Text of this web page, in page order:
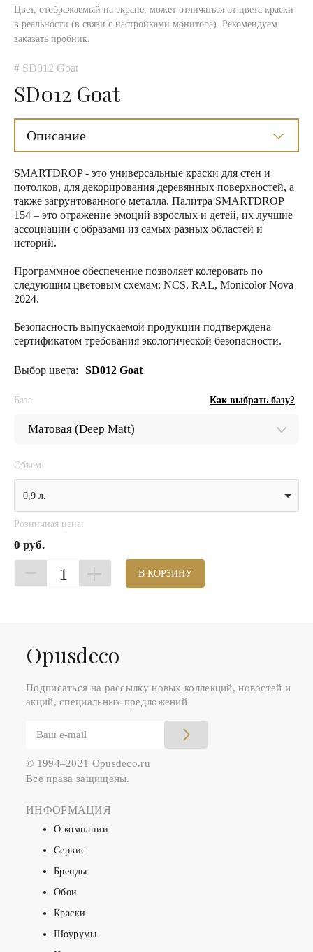
Цвет, отображаемый на экране, может отличаться от цвета краски
в реальности (в связи с настройками монитора). Рекомендуем
заказать пробник.
# SD012 Goat
SD012 Goat
Описание
SMARTDROP - это универсальные краски для стен и
потолков, для декорирования деревянных поверхностей, а
также загрунтованного металла. Палитра SMARTDROP
154 – это отражение эмоций взрослых и детей, их лучшие
ассоциации с образами из самых разных областей и
историй.
Программное обеспечение позволяет колеровать по
следующим цветовым схемам: NCS, RAL, Monicolor Nova
2024.
Безопасность выпускаемой продукции подтверждена
сертификатом требования экологической безопасности.
Выбор цвета: SD012 Goat
База Как выбрать базу?
Объем
0,9 л.
Розничная цена:
0 руб.
1 В КОРЗИНУ
Оpusdeco
Подписаться на рассылку новых коллекций, новостей и
акций, специальных предложений
© 1994–2021 Opusdeco.ru
Все права защищены.
ИНФОРМАЦИЯ
О компании
Сервис
Бренды
Обои
Краски
Шоурумы